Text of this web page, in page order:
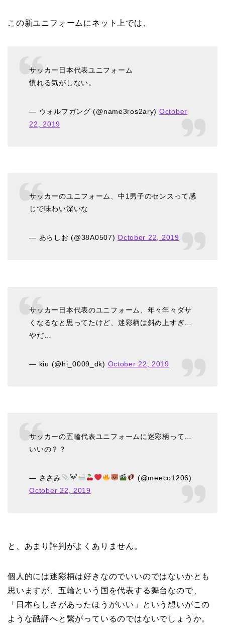
この新ユニフォームにネット上では、
サッカー日本代表ユニフォーム
慣れる気がしない。
— ウォルフガング (@name3ros2ary) October
22, 2019
サッカーのユニフォーム、中1男子のセンスって感
じで味わい深いな
— あらしお (@38A0507)October 22, 2019
サッカー日本代表のユニフォーム、年々年々ダサ
くなるなと思ってたけど、迷彩柄は斜め上すぎ…
やだ…
— kiu (@hi_0009_dk) October 22, 2019
サッカーの五輪代表ユニフォームに迷彩柄って…
いいの？？
— ささみ
(@meeco1206)
October 22, 2019
と、あまり評判がよくありません。
個人的には迷彩柄は好きなのでいいのではないかとも
思いますが、五輪という国を代表する舞台なので、
「日本らしさがあったほうがいい」という想いがこの
ような酷評へと繋がっているのではないでしょうか。